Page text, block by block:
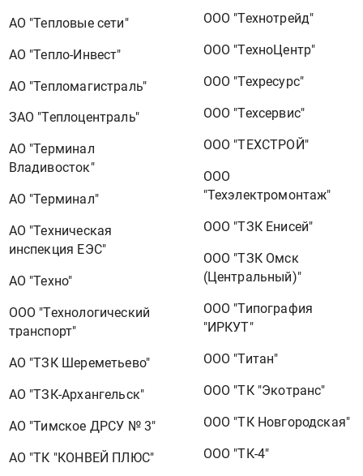
АО "Тепловые сети"
АО "Тепло-Инвест"
АО "Тепломагистраль"
ЗАО "Теплоцентраль"
АО "Терминал
Владивосток"
АО "Терминал"
АО "Техническая
инспекция ЕЭС"
АО "Техно"
ООО "Технологический
транспорт"
АО "ТЗК Шереметьево"
АО "ТЗК-Архангельск"
АО "Тимское ДРСУ № 3"
АО "ТК "КОНВЕЙ ПЛЮС"
ООО "Технотрейд"
ООО "ТехноЦентр"
ООО "Техресурс"
ООО "Техсервис"
ООО "ТЕХСТРОЙ"
ООО
"Техэлектромонтаж"
ООО "ТЗК Енисей"
ООО "ТЗК Омск
(Центральный)"
ООО "Типография
"ИРКУТ"
ООО "Титан"
ООО "ТК "Экотранс"
ООО "ТК Новгородская"
ООО "ТК-4"